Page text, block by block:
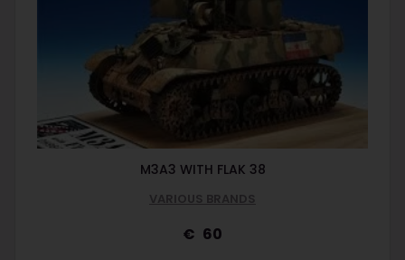
M3A3 WITH FLAK 38
VARIOUS BRANDS
60